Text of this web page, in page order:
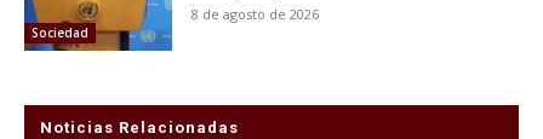
Sociedad
8 de agosto de 2026
Noticias Relacionadas